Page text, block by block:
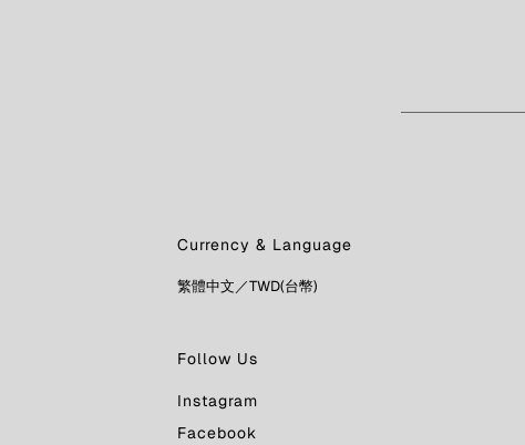
Currency & Language
Follow Us
Instagram
Facebook